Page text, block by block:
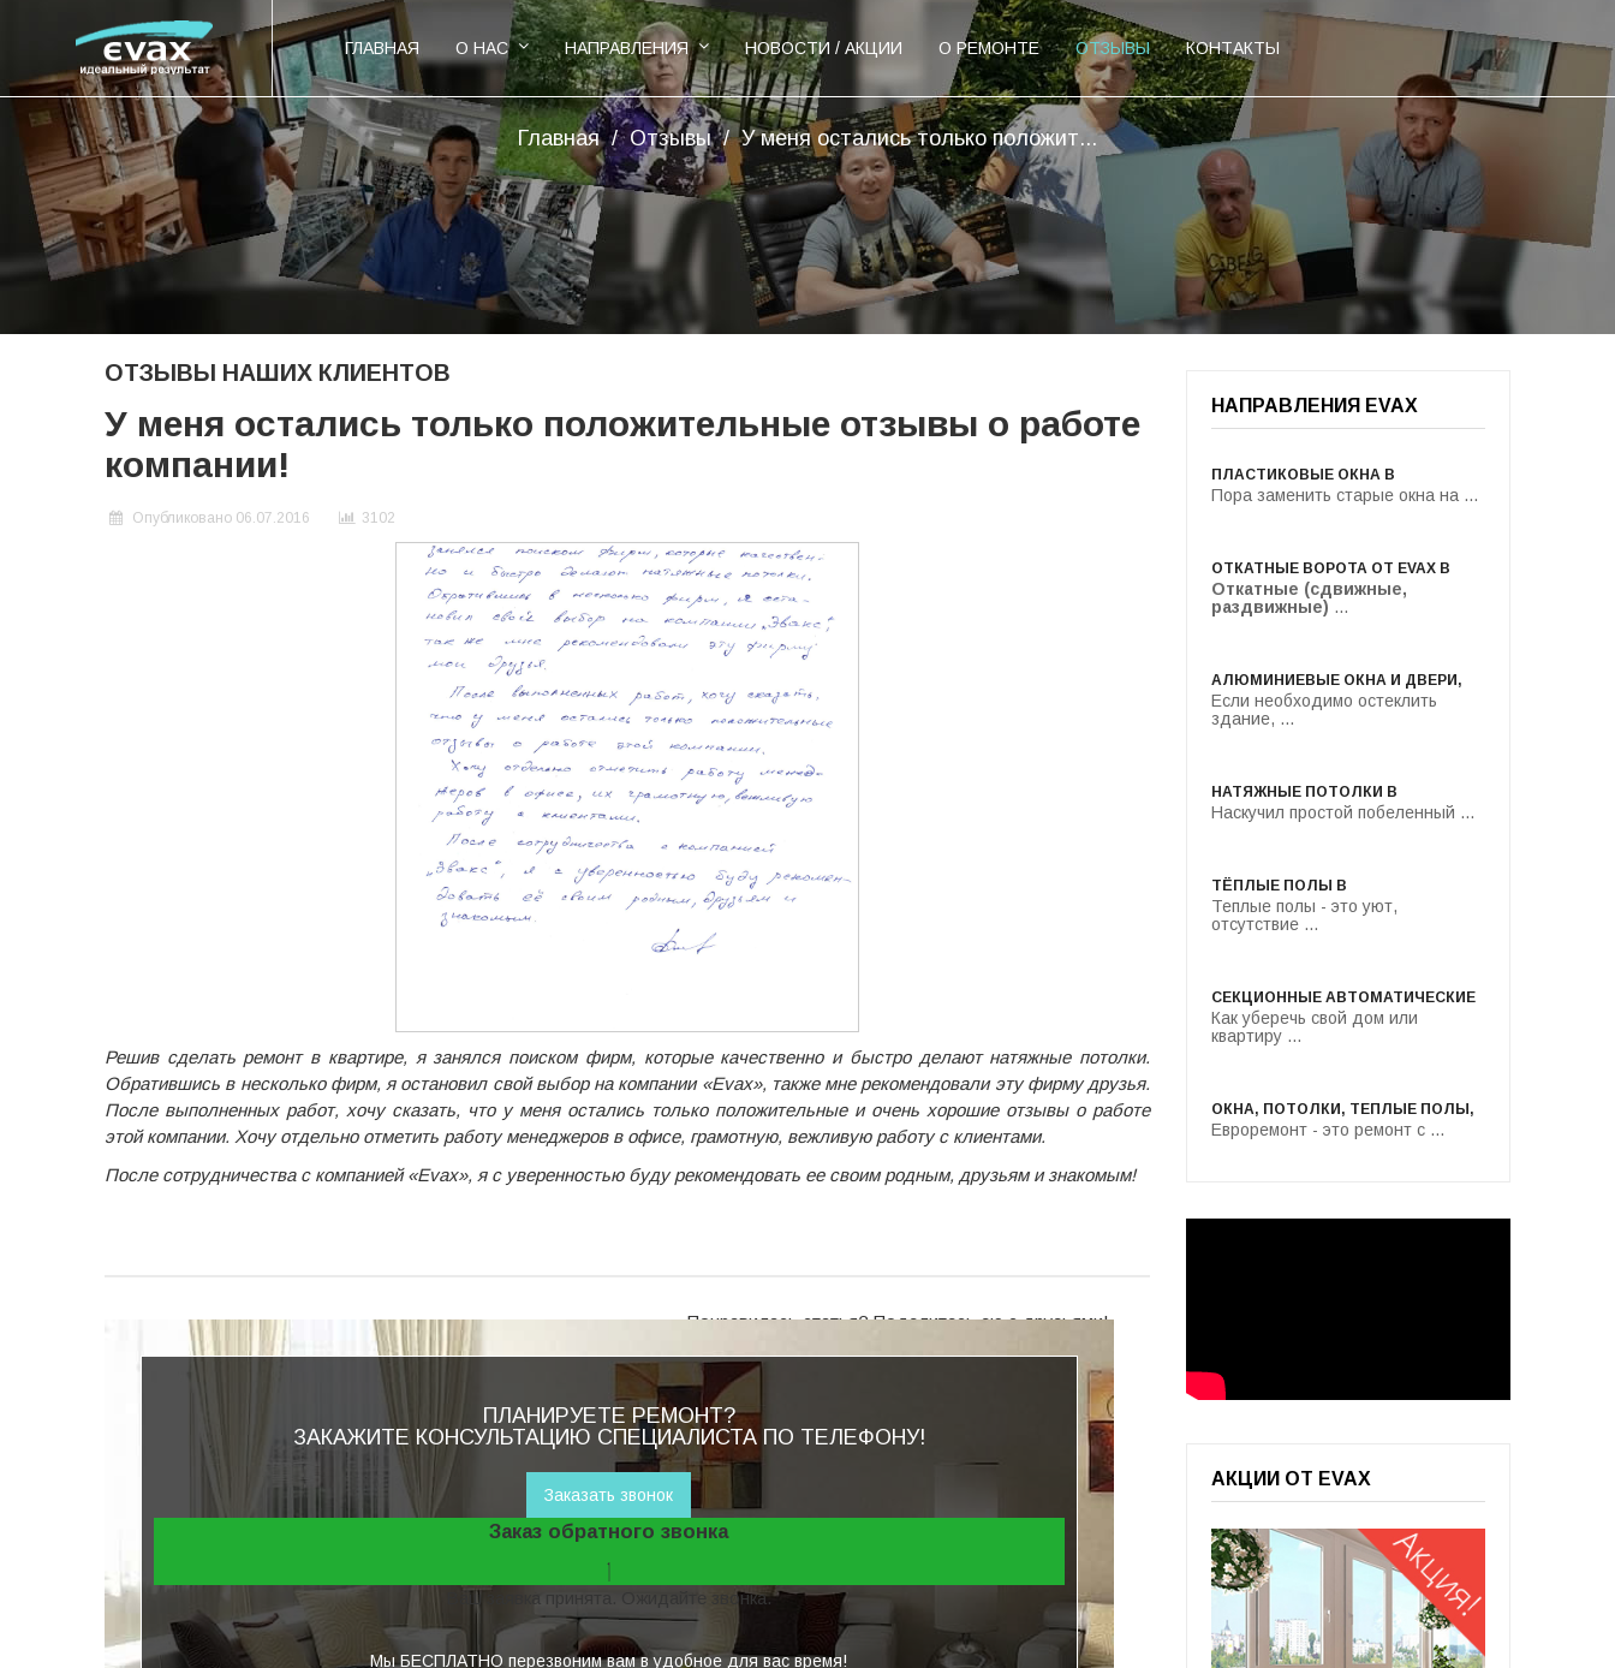
ГЛАВНАЯ О НАС НАПРАВЛЕНИЯ НОВОСТИ / АКЦИИ О РЕМОНТЕ ОТЗЫВЫ КОНТАКТЫ
Главная / Отзывы / У меня остались только положит...
ОТЗЫВЫ НАШИХ КЛИЕНТОВ
У меня остались только положительные отзывы о работе
компании!
Опубликовано 06.07.2016 3102
Решив сделать ремонт в квартире, я занялся поиском фирм, которые качественно и быстро делают натяжные потолки.
Обратившись в несколько фирм, я остановил свой выбор на компании «Evax», также мне рекомендовали эту фирму друзья.
После выполненных работ, хочу сказать, что у меня остались только положительные и очень хорошие отзывы о работе
этой компании. Хочу отдельно отметить работу менеджеров в офисе, грамотную, вежливую работу с клиентами.
После сотрудничества с компанией «Evax», я с уверенностью буду рекомендовать ее своим родным, друзьям и знакомым!
Понравилась статья? Поделитесь ею с друзьями!
ПЛАНИРУЕТЕ РЕМОНТ?
ЗАКАЖИТЕ КОНСУЛЬТАЦИЮ СПЕЦИАЛИСТА ПО ТЕЛЕФОНУ!
Заказать звонок
Заказ обратного звонка
Ваш заявка принята. Ожидайте звонка.
Мы БЕСПЛАТНО перезвоним вам в удобное для вас время!
НАПРАВЛЕНИЯ EVAX
ПЛАСТИКОВЫЕ ОКНА В
Пора заменить старые окна на ...
ОТКАТНЫЕ ВОРОТА ОТ EVAX В
Откатные (сдвижные,
раздвижные) ...
АЛЮМИНИЕВЫЕ ОКНА И ДВЕРИ,
Если необходимо остеклить
здание, ...
НАТЯЖНЫЕ ПОТОЛКИ В
Наскучил простой побеленный ...
ТЁПЛЫЕ ПОЛЫ В
Теплые полы - это уют,
отсутствие ...
СЕКЦИОННЫЕ АВТОМАТИЧЕСКИЕ
Как уберечь свой дом или
квартиру ...
ОКНА, ПОТОЛКИ, ТЕПЛЫЕ ПОЛЫ,
Евроремонт - это ремонт с ...
АКЦИИ ОТ EVAX